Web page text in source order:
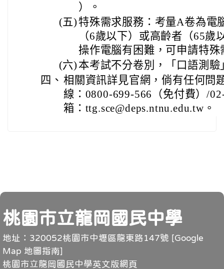
）。
(五)特殊需求服務：考量A卷為電
（6歲以下）或高齡者（65
操作電腦有困難，可申請特殊
(六) 本考試不分卷別，「口語測
四、 相關資訊詳見官網，倘有任何問
線：0800-699-566（免付費）/
箱：ttg.sce@deps.ntnu.edu.tw。
頁尾
桃園市立龍岡國民中學
地址：320052桃園市中壢區龍東路147號 [Google
Map 地圖指南]
桃園市立龍岡國民中學英文版網頁